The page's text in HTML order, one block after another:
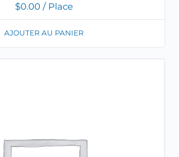
$0.00 / Place
AJOUTER AU PANIER